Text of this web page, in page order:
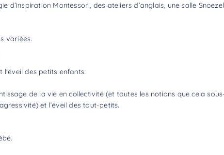
Montessori, des ateliers d’anglais, une salle
variées.
des petits enfants.
de la vie en collectivité (et toutes les notions que cela
et l’éveil des tout-petits.